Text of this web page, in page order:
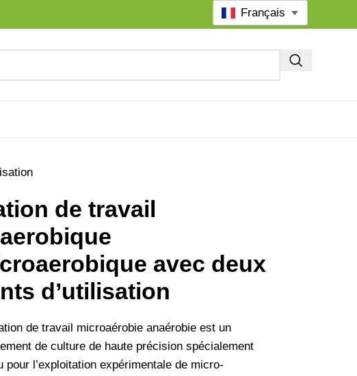
Français
de travail
avec deux
d’utilisation
de travail microaérobie anaérobie est un
de culture de haute précision spécialement
pour l’exploitation expérimentale de micro-